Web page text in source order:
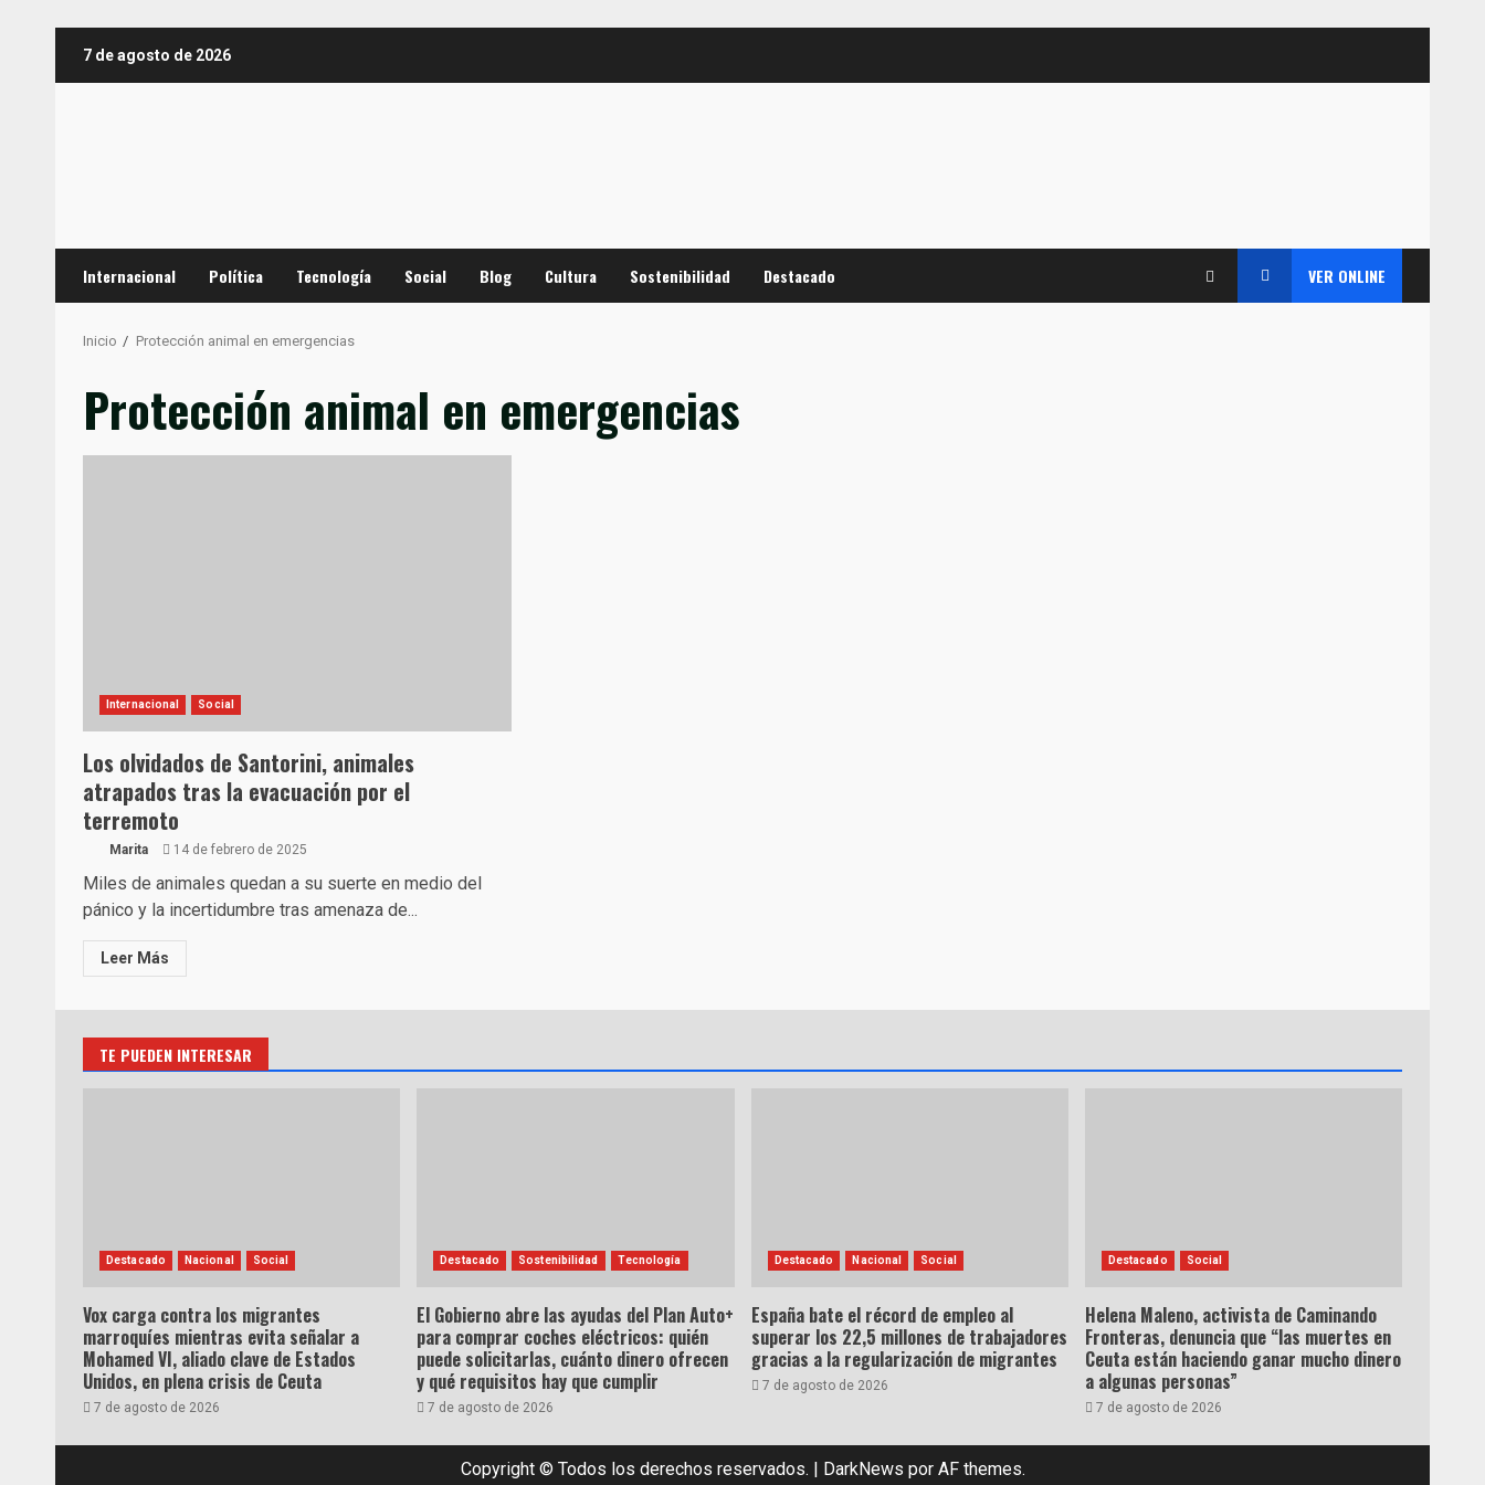
7 de agosto de 2026
Internacional Política Tecnología Social Blog Cultura Sostenibilidad Destacado VER ONLINE
Inicio Protección animal en emergencias
Protección animal en emergencias
Internacional Social
Los olvidados de Santorini, animales
atrapados tras la evacuación por el
terremoto
Marita 14 de febrero de 2025
Miles de animales quedan a su suerte en medio del
pánico y la incertidumbre tras amenaza de...
Leer Más
TE PUEDEN INTERESAR
Destacado Nacional Social
Vox carga contra los migrantes
marroquíes mientras evita señalar a
Mohamed VI, aliado clave de Estados
Unidos, en plena crisis de Ceuta
7 de agosto de 2026
Destacado Sostenibilidad Tecnología
El Gobierno abre las ayudas del Plan Auto+
para comprar coches eléctricos: quién
puede solicitarlas, cuánto dinero ofrecen
y qué requisitos hay que cumplir
7 de agosto de 2026
Destacado Nacional Social
España bate el récord de empleo al
superar los 22,5 millones de trabajadores
gracias a la regularización de migrantes
7 de agosto de 2026
Destacado Social
Helena Maleno, activista de Caminando
Fronteras, denuncia que “las muertes en
Ceuta están haciendo ganar mucho dinero
a algunas personas”
7 de agosto de 2026
Copyright © Todos los derechos reservados. | DarkNews por AF themes.